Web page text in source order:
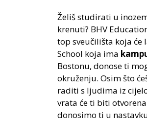
Želiš studirati u
krenuti? BHV
top sveučilišta koja će
School koja ima
Bostonu, donose ti
okruženju. Osim što
raditi s ljudima iz
vrata će ti biti
donosimo ti u